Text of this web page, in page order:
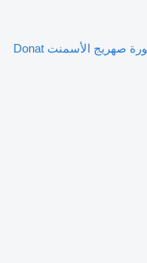
جديد مقطورة صهريج الأسمنت Donat